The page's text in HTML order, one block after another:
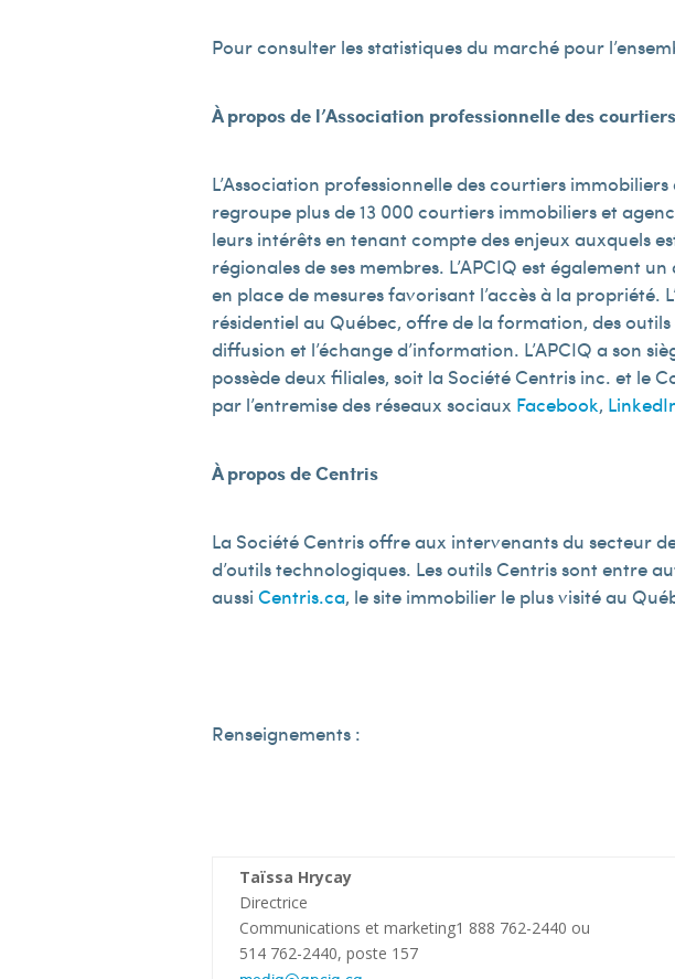
Pour consulter les statistiques du marché pour
À propos de l’Association professionnelle des
L’Association professionnelle des courtiers
regroupe plus de 13 000 courtiers immobiliers et
leurs intérêts en tenant compte des enjeux auxquels
régionales de ses membres. L’APCIQ est également
en place de mesures favorisant l’accès à la propriété.
résidentiel au Québec, offre de la formation, des
diffusion et l’échange d’information. L’APCIQ a son
possède deux filiales, soit la Société Centris inc. et le
par l’entremise des réseaux sociaux Facebook,
À propos de Centris
La Société Centris offre aux intervenants du secteur
d’outils technologiques. Les outils Centris sont entre
aussi Centris.ca, le site immobilier le plus visité au
Renseignements :
Taïssa Hrycay
Directrice
Communications et marketing1 888 762-2440 ou
514 762-2440, poste 157